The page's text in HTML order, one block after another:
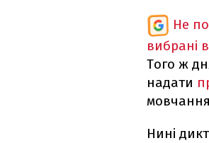
Не
вибрані
Того ж
надати
Нині